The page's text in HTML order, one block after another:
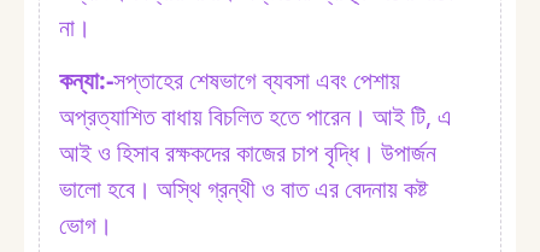
না।
কন্যা:⁠-সপ্তাহের শেষভাগে ব্যবসা এবং পেশায়
অপ্রত্যাশিত বাধায় বিচলিত হতে পারেন। আই টি, এ
আই ও হিসাব রক্ষকদের কাজের চাপ বৃদ্ধি। উপার্জন
ভালো হবে। অস্থি গ্রন্থী ও বাত এর বেদনায় কষ্ট
ভোগ।